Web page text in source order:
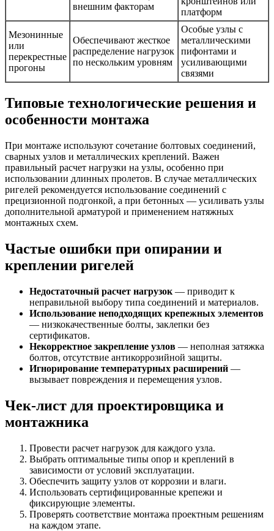
внешним факторам
платформ
Мезонинные
или
перекрестные
прогоны
Обеспечивают жесткое
распределение нагрузок
по нескольким уровням
Особые узлы с
металлическими
пифонтами и
усиливающими
связями
Типовые технологические решения и
особенности монтажа
При монтаже используют сочетание болтовых соединений,
сварных узлов и металлических креплений. Важен
правильный расчет нагрузки на узлы, особенно при
использовании длинных пролетов. В случае металлических
ригелей рекомендуется использование соединений с
прецизионной подгонкой, а при бетонных — усиливать узлы
дополнительной арматурой и применением натяжных
монтажных схем.
Частые ошибки при опирании и
креплении ригелей
Недостаточный расчет нагрузок — приводит к
неправильной выбору типа соединений и материалов.
Использование неподходящих крепежных элементов
— низкокачественные болты, заклепки без
сертификатов.
Некорректное закрепление узлов — неполная затяжка
болтов, отсутствие антикоррозийной защиты.
Игнорирование температурных расширений —
вызывает повреждения и перемещения узлов.
Чек-лист для проектировщика и
монтажника
Провести расчет нагрузок для каждого узла.
Выбрать оптимальные типы опор и креплений в
зависимости от условий эксплуатации.
Обеспечить защиту узлов от коррозии и влаги.
Использовать сертифицированные крепежи и
фиксирующие элементы.
Проверять соответствие монтажа проектным решениям
на каждом этапе.